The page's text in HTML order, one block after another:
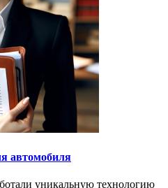
автомобиля
уникальную технологию